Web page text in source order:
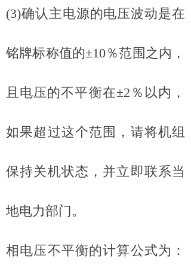
(3)确认主电源的电压波动是在
铭牌标称值的±10％范围之内，
且电压的不平衡在±2％以内，
如果超过这个范围，请将机组
保持关机状态，并立即联系当
地电力部门。
相电压不平衡的计算公式为：